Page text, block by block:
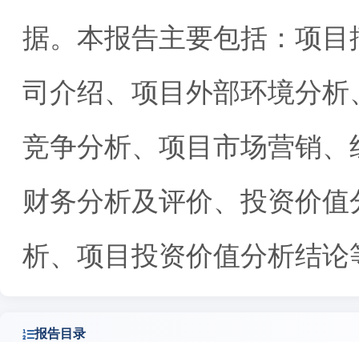
据。本报告主要包括：项
司介绍、项目外部环境分
竞争分析、项目市场营销
财务分析及评价、投资价
析、项目投资价值分析结论
报告目录